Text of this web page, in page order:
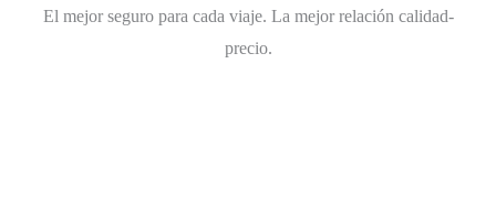
El mejor seguro para cada viaje. La mejor relación calidad-
precio.